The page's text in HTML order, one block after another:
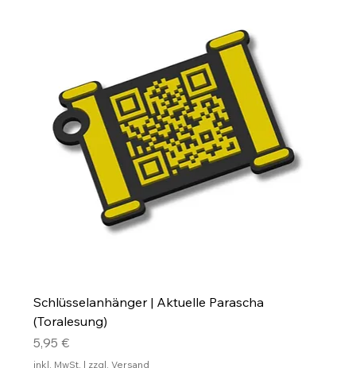
Schlüsselanhänger | Aktuelle Parascha
(Toralesung)
Preis
5,95 €
inkl. MwSt. | zzgl. Versand